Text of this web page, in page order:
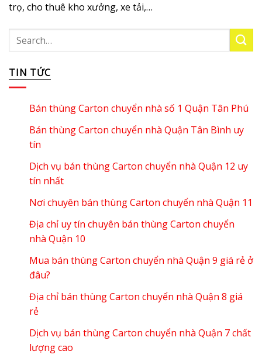
trọ, cho thuê kho xưởng, xe tải,…
TIN TỨC
Bán thùng Carton chuyển nhà số 1 Quận Tân Phú
Bán thùng Carton chuyển nhà Quận Tân Bình uy
tín
Dịch vụ bán thùng Carton chuyển nhà Quận 12 uy
tín nhất
Nơi chuyên bán thùng Carton chuyển nhà Quận 11
Địa chỉ uy tín chuyên bán thùng Carton chuyển
nhà Quận 10
Mua bán thùng Carton chuyển nhà Quận 9 giá rẻ ở
đâu?
Địa chỉ bán thùng Carton chuyển nhà Quận 8 giá
rẻ
Dịch vụ bán thùng Carton chuyển nhà Quận 7 chất
lượng cao